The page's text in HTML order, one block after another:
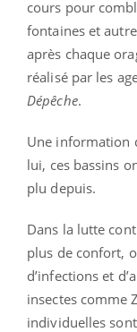
cours pour
fontaines et
après chaque
réalisé par les
Dépêche.
Une information
lui, ces bassins
plu depuis.
Dans la lutte
plus de confort,
d’infections et
insectes comme
individuelles